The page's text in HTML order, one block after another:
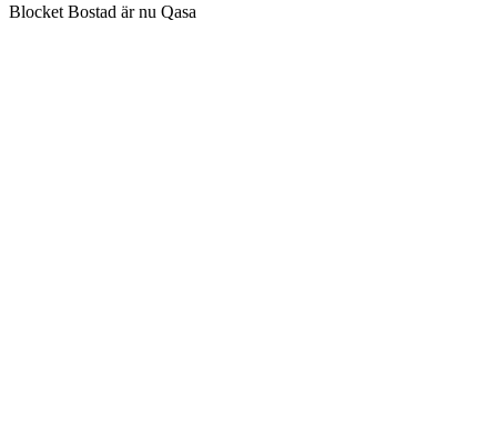
Blocket Bostad är nu Qasa